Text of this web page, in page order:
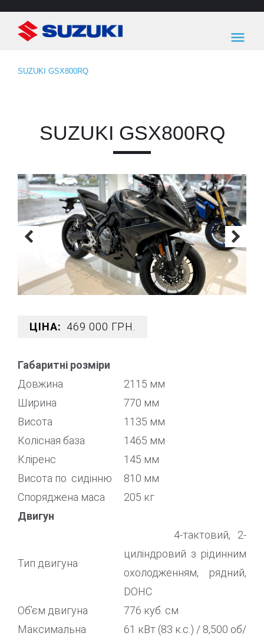
content
menu
SUZUKI GSX800RQ
SUZUKI GSX800RQ
ЦІНА: 469 000 ГРН.
Габаритні розміри
Довжина
2115 мм
Ширина
770 мм
Висота
1135 мм
Колісная база
1465 мм
Кліренс
145 мм
Висота по сидінню
810 мм
Споряджена маса
205 кг
Двигун
Тип двигуна
4-тактовий, 2-
циліндровий з рідинним
охолодженням, рядний,
DOHC
Об’єм двигуна
776 куб. см
Максимальна
61 кВт (83 к.с.) / 8,500 об/